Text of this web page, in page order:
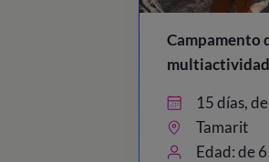
Campamento
multiactividad
15 días,
Tamarit
Edad: de